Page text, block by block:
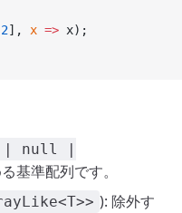
2], x => x);
| null |
基準配列です。
): 除外す